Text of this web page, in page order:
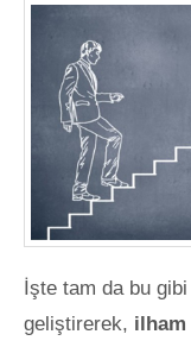
İşte tam da bu gibi
geliştirerek, ilham